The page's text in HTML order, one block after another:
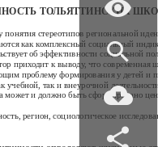
ТОЛЬЯТТИНСКИХ
стереотипов региональной
как комплексный социальный
об эффективности социальной
приходит к выводу, что современная
проблему формирования у детей и
учебной, так и внеурочной
может и должно быть сформировано
регион, социологическое